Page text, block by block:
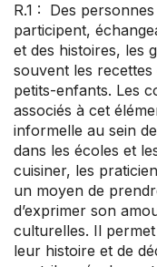
R.1 : Des
participent,
et des histoires, les
souvent les
petits-enfants. Les
associés à cet
informelle au sein
dans les écoles et
cuisiner, les
un moyen de
d’exprimer son
culturelles. Il
leur histoire et de